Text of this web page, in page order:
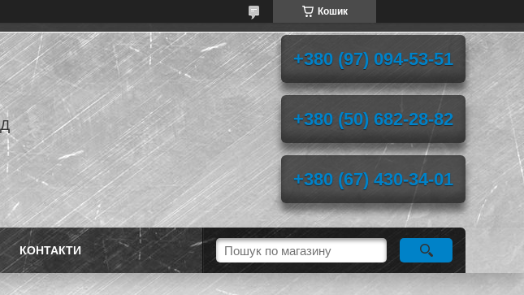
Кошик
+380 (97) 094-53-51
+380 (50) 682-28-82
+380 (67) 430-34-01
КОНТАКТИ